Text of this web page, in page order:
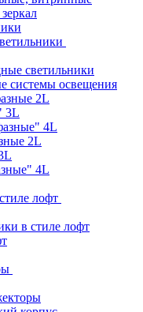
светильники
системы освещения
2L
3L
4L
2L
4L
лофт
в стиле лофт